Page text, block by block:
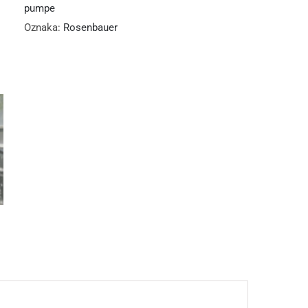
pumpe
Oznaka: Rosenbauer